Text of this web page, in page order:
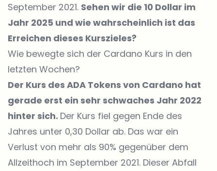
September 2021. Sehen wir die 10 Dollar im
Jahr 2025 und wie wahrscheinlich ist das
Erreichen dieses Kurszieles?
Wie bewegte sich der Cardano Kurs in den
letzten Wochen?
Der Kurs des ADA Tokens von Cardano hat
gerade erst ein sehr schwaches Jahr 2022
hinter sich. Der Kurs fiel gegen Ende des
Jahres unter 0,30 Dollar ab. Das war ein
Verlust von mehr als 90% gegenüber dem
Allzeithoch im September 2021. Dieser Abfall